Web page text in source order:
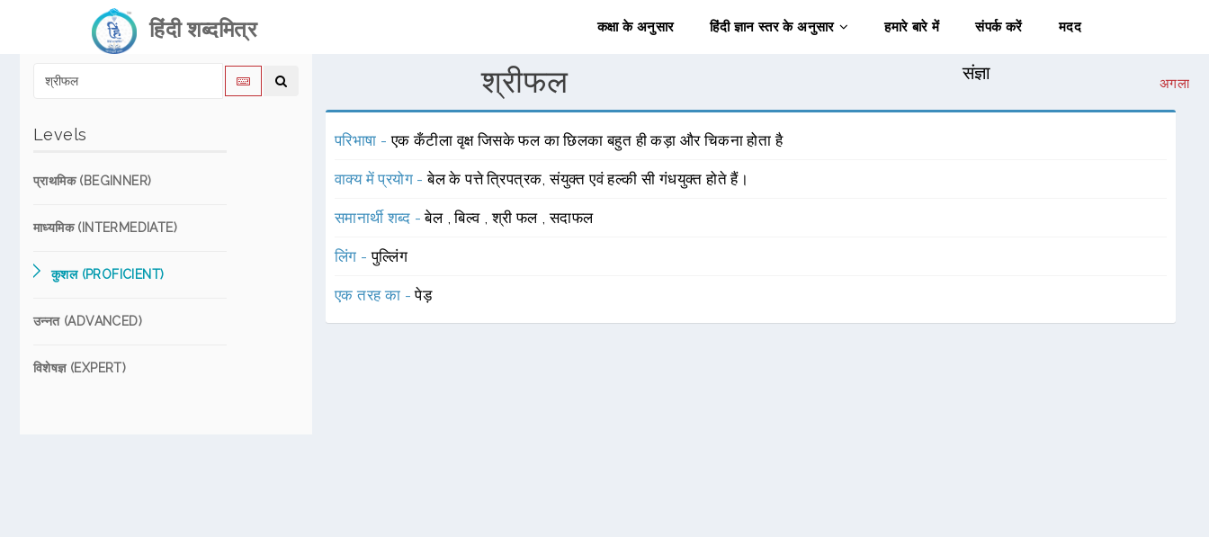
हिंदी शब्दमित्र कक्षा के अनुसार हिंदी ज्ञान स्तर के अनुसार हमारे बारे में संपर्क करें मदद
Levels
प्राथमिक (BEGINNER)
माध्यमिक (INTERMEDIATE)
कुशल (PROFICIENT)
उन्नत (ADVANCED)
विशेषज्ञ (EXPERT)
श्रीफल संज्ञा
अगला
परिभाषा -एक कँटीला वृक्ष जिसके फल का छिलका बहुत ही कड़ा और चिकना होता है
वाक्य में प्रयोग -बेल के पत्ते त्रिपत्रक, संयुक्त एवं हल्की सी गंधयुक्त होते हैं।
समानार्थी शब्द -बेल ,बिल्व ,श्री फल ,सदाफल
लिंग -पुल्लिंग
एक तरह का -पेड़